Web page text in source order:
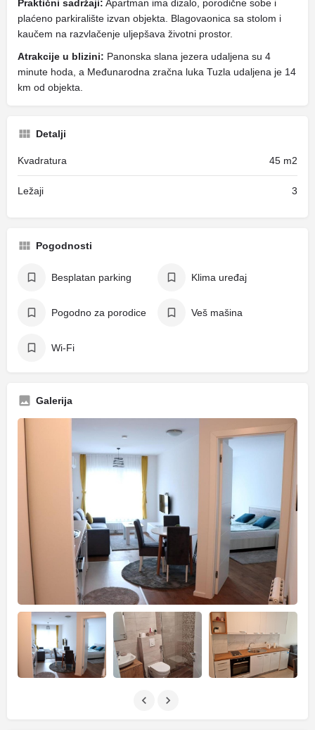
Praktični sadržaji: Apartman ima dizalo, porodične sobe i
plaćeno parkiralište izvan objekta. Blagovaonica sa stolom i
kaučem na razvlačenje uljepšava životni prostor.
Atrakcije u blizini: Panonska slana jezera udaljena su 4
minute hoda, a Međunarodna zračna luka Tuzla udaljena je 14
km od objekta.
Detalji
Kvadratura 45 m2
Ležaji 3
Pogodnosti
Besplatan parking Klima uređaj
Pogodno za porodice Veš mašina
Wi-Fi
Galerija